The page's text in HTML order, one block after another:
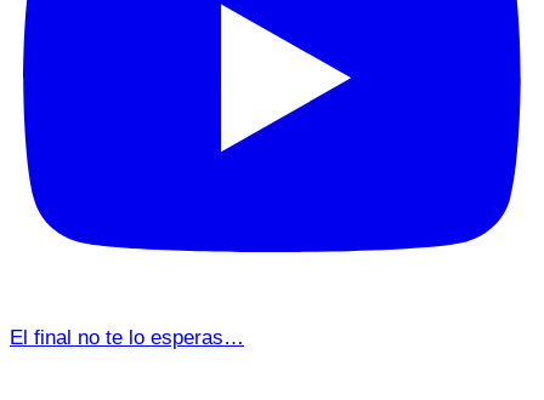
El final no te lo esperas…